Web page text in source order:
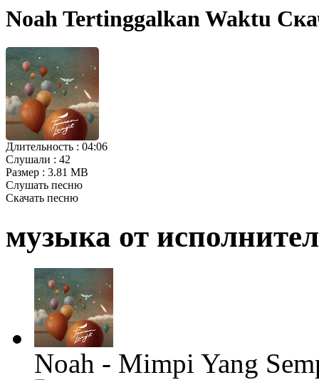
Noah Tertinggalkan Waktu
Длительность : 04:06
Слушали : 42
Размер : 3.81 MB
Слушать песню
Скачать песню
музыка от
Noah - Mimpi Yang